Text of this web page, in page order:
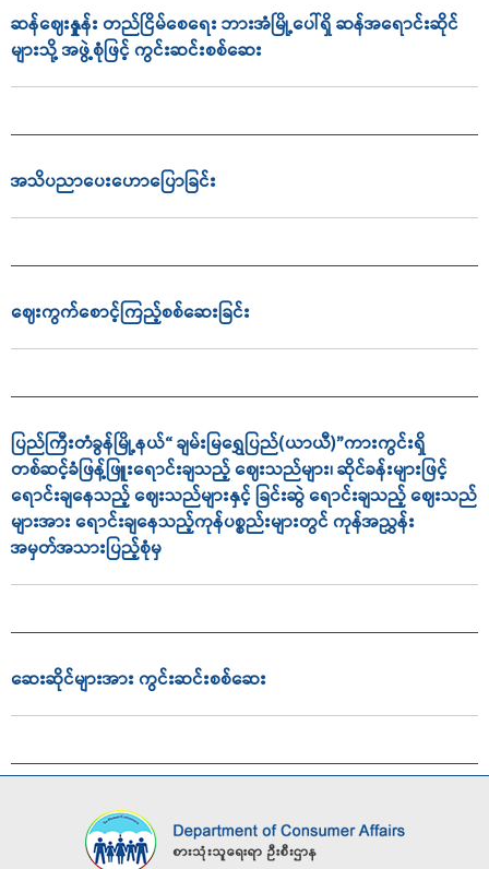
ဆန်ဈေးနှုူန်း တည်ငြိမ်စေရေး ဘားအံမြို့ပေါ်ရှိ ဆန်အရောင်းဆိုင်
များသို့ အဖွဲ့စုံဖြင့် ကွင်းဆင်းစစ်ဆေး
အသိပညာ‌ပေး‌ဟောပြောခြင်း
ဈေးကွက်စောင့်ကြည့်စစ်ဆေးခြင်း
ပြည်ကြီးတံခွန်မြို့နယ်“ ချမ်းမြရွှေပြည်(ယာယီ)”ကားကွင်းရှိ
တစ်ဆင့်ခံဖြန့်ဖြူးရောင်းချသည့် ဈေးသည်များ၊ ဆိုင်ခန်းများဖြင့်
ရောင်းချနေသည့် ဈေးသည်များနှင့် ခြင်းဆွဲ ရောင်းချသည့် ဈေးသည်
များအား ရောင်းချနေသည့်ကုန်ပစ္စည်းများတွင် ကုန်အညွှန်း
အမှတ်အသားပြည့်စုံမှ
ဆေးဆိုင်များအား ကွင်းဆင်းစစ်ဆေး